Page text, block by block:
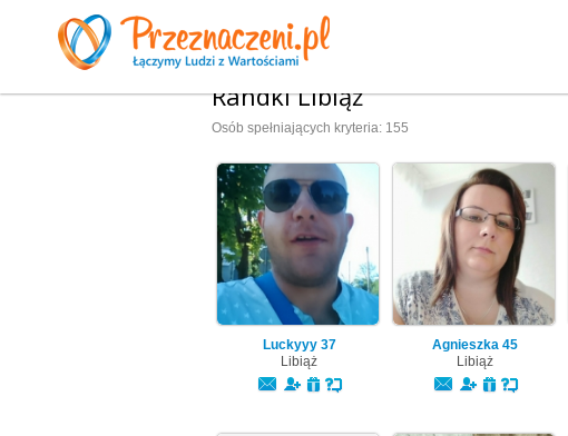
Randki Libiąż
Osób spełniających kryteria: 155
Luckyyy 37
Libiąż
Agnieszka 45
Libiąż